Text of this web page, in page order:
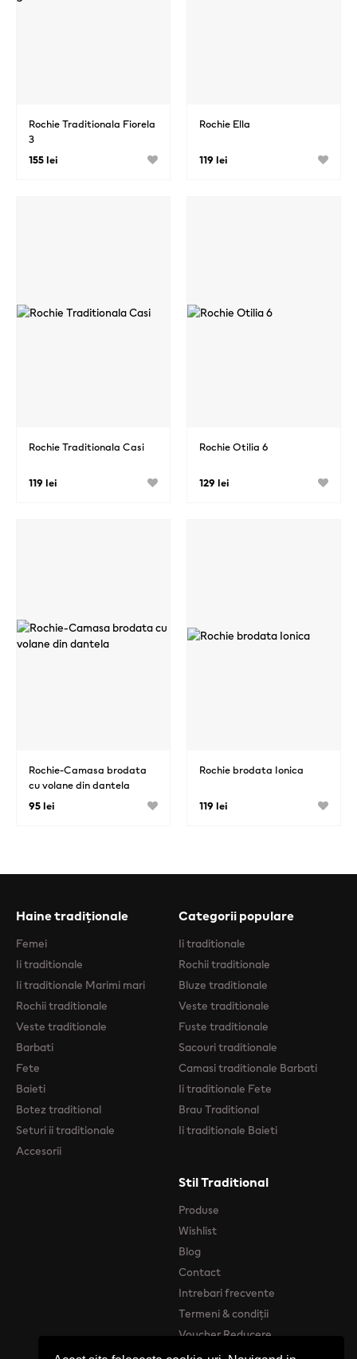
Rochie Traditionala Fiorela
3
155 lei
Rochie Ella
119 lei
Rochie Traditionala Casi
119 lei
Rochie Otilia 6
129 lei
Rochie-Camasa brodata
cu volane din dantela
95 lei
Rochie brodata Ionica
119 lei
Haine tradiționale
Femei
Ii traditionale
Ii traditionale Marimi mari
Rochii traditionale
Veste traditionale
Barbati
Fete
Baieti
Botez traditional
Seturi ii traditionale
Accesorii
Categorii populare
Ii traditionale
Rochii traditionale
Bluze traditionale
Veste traditionale
Fuste traditionale
Sacouri traditionale
Camasi traditionale Barbati
Ii traditionale Fete
Brau Traditional
Ii traditionale Baieti
Stil Traditional
Produse
Wishlist
Blog
Contact
Intrebari frecvente
Termeni & condiții
Voucher Reducere